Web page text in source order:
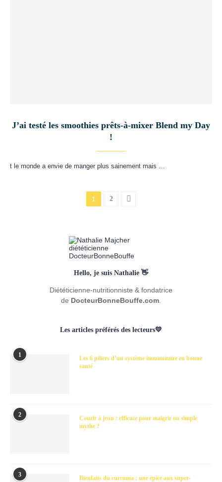
J’ai testé les smoothies prêts-à-mixer Blend my Day
!
t le monde a envie de manger plus sainement mais …
1 2
Hello, je suis Nathalie 👋
Diététicienne-nutritionniste & fondatrice
de DocteurBonneBouffe.com
Les articles préférés des lecteurs💛
1
Les 6 piliers d’un système immunitaire en bonne
santé
2
Courir à jeun : efficace pour maigrir ou simple
mythe ?
3
Bienfaits du curcuma : une épice aux super-